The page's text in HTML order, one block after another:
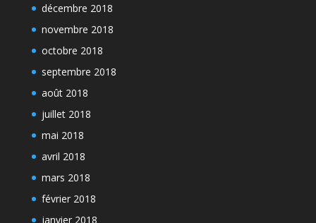
décembre 2018
novembre 2018
octobre 2018
septembre 2018
août 2018
juillet 2018
mai 2018
avril 2018
mars 2018
février 2018
janvier 2018